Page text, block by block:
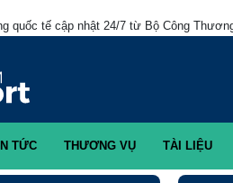
quốc tế cập nhật 24/7 từ Bộ Công Thương
TỨC THƯƠNG VỤ TÀI LIỆU